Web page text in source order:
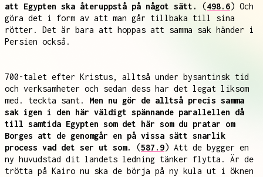
att Egypten ska återuppstå på något sätt.
(498.6) Och
göra det i form av att man går tillbaka till sina
rötter. Det är bara att hoppas att samma sak händer i
Persien också.
700-talet efter Kristus, alltså under bysantinsk tid
och verksamheter och sedan dess har det legat liksom
med. teckta sant. Men nu gör de alltså precis samma
sak igen i den här väldigt spännande parallellen då
till samtida Egypten som det här som du pratar om
Borges att de genomgår en på vissa sätt snarlik
process vad det ser ut som.
(587.9) Att de bygger en
ny huvudstad dit landets ledning tänker flytta. Är de
trötta på Kairo nu ska de börja på ny kula ut i öknen